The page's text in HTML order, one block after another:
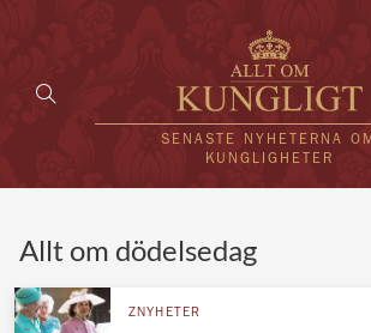
SENASTE NYHETERNA
KUNGLIGHETER
Allt om dödelsedag
ZNYHETER